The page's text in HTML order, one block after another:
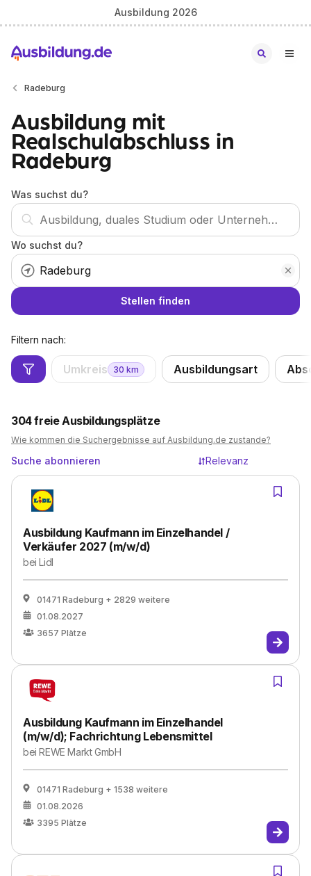
Ausbildung 2026
Radeburg
Ausbildung mit
Realschulabschluss in
Radeburg
Was suchst du?
Wo suchst du?
Stellen finden
Filtern nach:
Umkreis 30 km Ausbildungsart
304freie Ausbildungsplätze
Wie kommen die Suchergebnisse auf Ausbildung.de zustande?
Suche abonnieren Relevanz
Ausbildung Kaufmann im Einzelhandel /
Verkäufer 2027 (m/w/d)
beiLidl
01471 Radeburg + 2829 weitere
01.08.2027
3657 Plätze
Ausbildung Kaufmann im Einzelhandel
(m/w/d); Fachrichtung Lebensmittel
beiREWE Markt GmbH
01471 Radeburg + 1538 weitere
01.08.2026
3395 Plätze